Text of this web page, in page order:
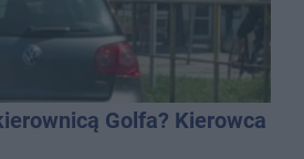
Golfa? Kierowca